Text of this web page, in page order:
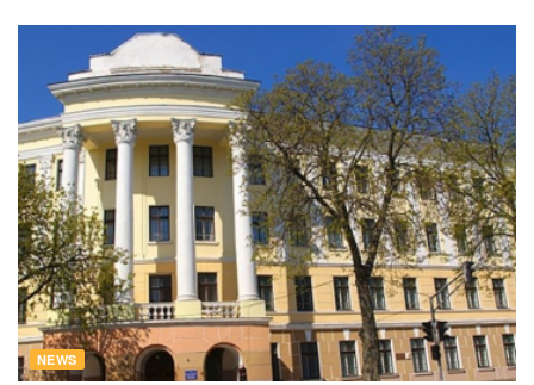
NEWS